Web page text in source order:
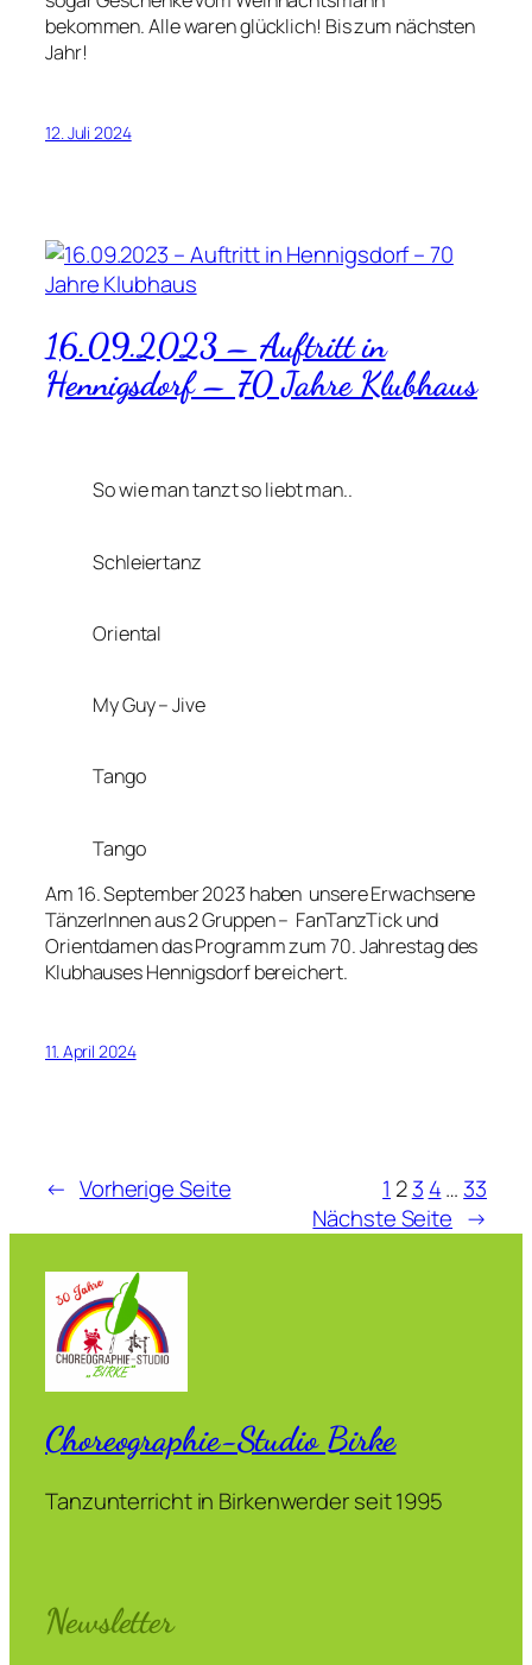
bekommen. Alle waren glücklich! Bis zum nächsten
Jahr!
12. Juli 2024
16.09.2023 – Auftritt in
Hennigsdorf – 70 Jahre Klubhaus
So wie man tanzt so liebt man..
Schleiertanz
Oriental
My Guy – Jive
Tango
Tango
Am 16. September 2023 haben unsere Erwachsene
TänzerInnen aus 2 Gruppen – FanTanzTick und
Orientdamen das Programm zum 70. Jahrestag des
Klubhauses Hennigsdorf bereichert.
11. April 2024
← Vorherige Seite 1 23 4… 33
Nächste Seite →
Choreographie-Studio Birke
Tanzunterricht in Birkenwerder seit 1995
Newsletter